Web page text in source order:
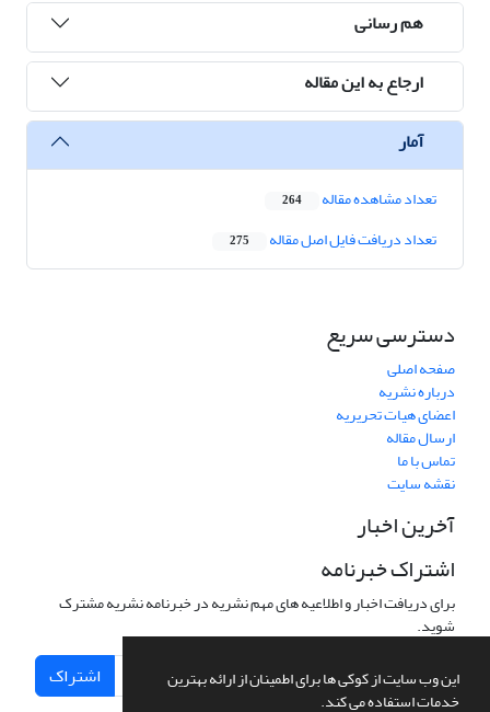
این وب سایت از کوکی ها برای اطمینان از ارائه بهترین
خدمات استفاده می کند.
هم رسانی
ارجاع به این مقاله
آمار
تعداد مشاهده مقاله 264
تعداد دریافت فایل اصل مقاله 275
دسترسی سریع
صفحه اصلی
درباره نشریه
اعضای هیات تحریریه
ارسال مقاله
تماس با ما
نقشه سایت
آخرین اخبار
اشتراک خبرنامه
برای دریافت اخبار و اطلاعیه های مهم نشریه در خبرنامه نشریه مشترک
شوید.
اشتراک